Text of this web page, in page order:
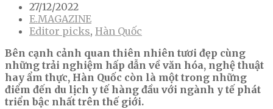
27/12/2022
E.MAGAZINE
Editor picks, Hàn Quốc
Bên cạnh cảnh quan thiên nhiên tươi đẹp cùng
những trải nghiệm hấp dẫn về văn hóa, nghệ thuật
hay ẩm thực, Hàn Quốc còn là một trong những
điểm đến du lịch y tế hàng đầu với ngành y tế phát
triển bậc nhất trên thế giới.